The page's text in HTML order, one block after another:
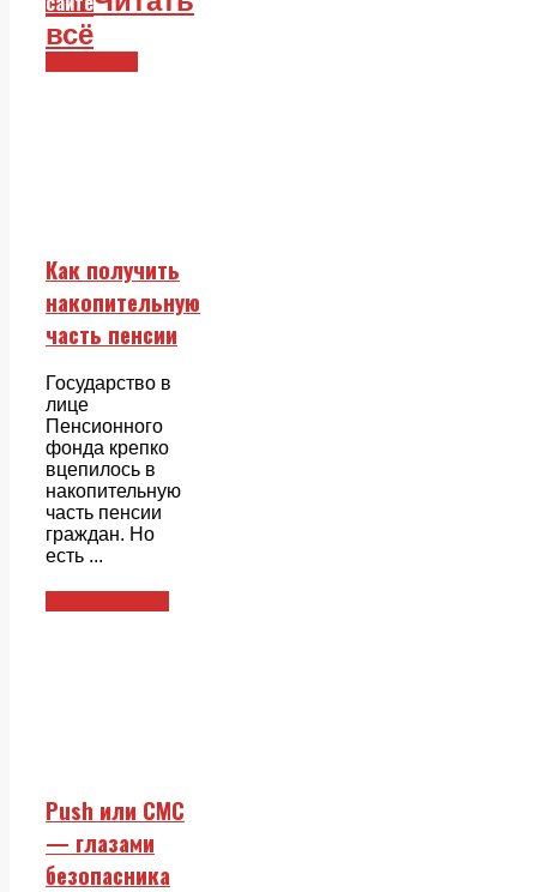
всё
Как получить
накопительную
часть пенсии
Государство в
лице
Пенсионного
фонда крепко
вцепилось в
накопительную
часть пенсии
граждан. Но
есть ...
Push или СМС
— глазами
безопасника